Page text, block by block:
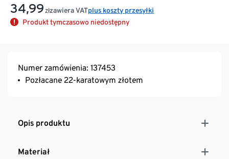
34,99 złzawiera VATplus koszty przesyłki
Produkt tymczasowo niedostępny
Numer zamówienia: 137453
Pozłacane 22-karatowym złotem
Opis produktu
Materiał